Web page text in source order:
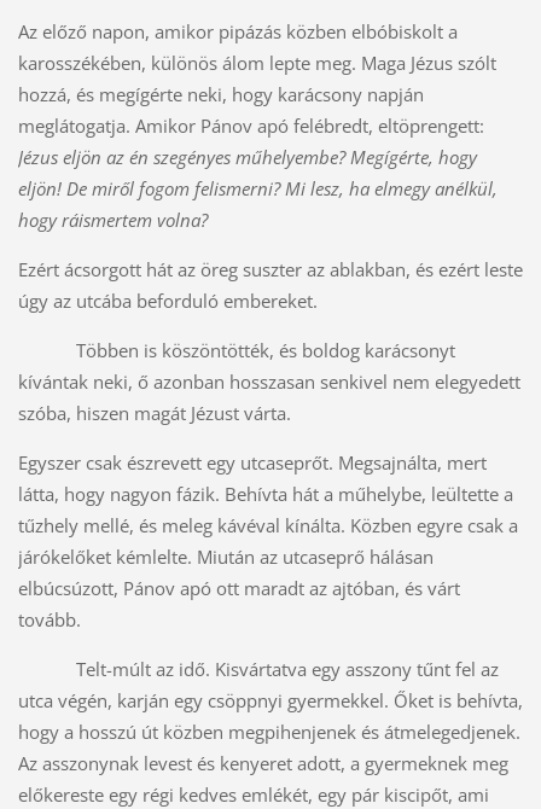
Az előző napon, amikor pipázás közben elbóbiskolt a
karosszékében, különös álom lepte meg. Maga Jézus szólt
hozzá, és megígérte neki, hogy karácsony napján
meglátogatja. Amikor Pánov apó felébredt, eltöprengett:
Jézus eljön az én szegényes műhelyembe? Megígérte, hogy
eljön! De miről fogom felismerni? Mi lesz, ha elmegy anélkül,
hogy ráismertem volna?
Ezért ácsorgott hát az öreg suszter az ablakban, és ezért leste
úgy az utcába beforduló embereket.
Többen is köszöntötték, és boldog karácsonyt
kívántak neki, ő azonban hosszasan senkivel nem elegyedett
szóba, hiszen magát Jézust várta.
Egyszer csak észrevett egy utcaseprőt. Megsajnálta, mert
látta, hogy nagyon fázik. Behívta hát a műhelybe, leültette a
tűzhely mellé, és meleg kávéval kínálta. Közben egyre csak a
járókelőket kémlelte. Miután az utcaseprő hálásan
elbúcsúzott, Pánov apó ott maradt az ajtóban, és várt
tovább.
Telt-múlt az idő. Kisvártatva egy asszony tűnt fel az
utca végén, karján egy csöppnyi gyermekkel. Őket is behívta,
hogy a hosszú út közben megpihenjenek és átmelegedjenek.
Az asszonynak levest és kenyeret adott, a gyermeknek meg
előkereste egy régi kedves emlékét, egy pár kiscipőt, ami